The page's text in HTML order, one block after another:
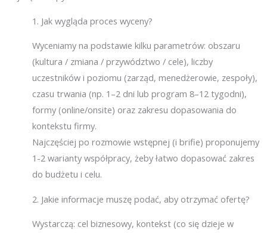
1. Jak wygląda proces wyceny?
Wyceniamy na podstawie kilku parametrów: obszaru
(kultura / zmiana / przywództwo / cele), liczby
uczestników i poziomu (zarząd, menedżerowie, zespoły),
czasu trwania (np. 1–2 dni lub program 8–12 tygodni),
formy (online/onsite) oraz zakresu dopasowania do
kontekstu firmy.
Najczęściej po rozmowie wstępnej (i brifie) proponujemy
1-2 warianty współpracy, żeby łatwo dopasować zakres
do budżetu i celu.
2. Jakie informacje muszę podać, aby otrzymać ofertę?
Wystarczą: cel biznesowy, kontekst (co się dzieje w